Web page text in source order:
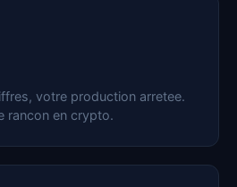
votre production arretee.
rancon en crypto.